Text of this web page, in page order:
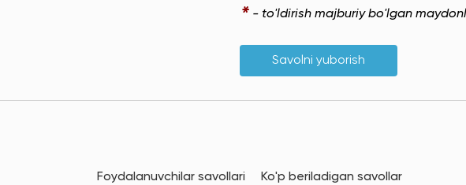
* - to'ldirish majburiy bo'lgan
Savolni yuborish
Foydalanuvchilar savollari Ko'p beriladigan savollar